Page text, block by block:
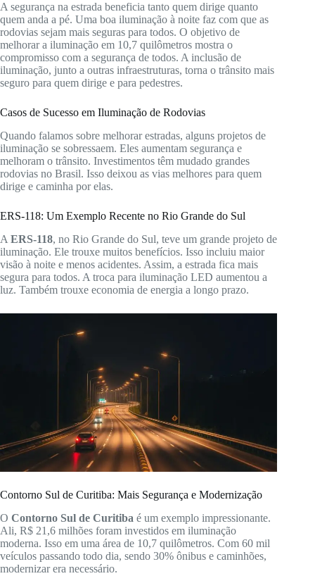
A segurança na estrada beneficia tanto quem dirige quanto
quem anda a pé. Uma boa iluminação à noite faz com que as
rodovias sejam mais seguras para todos. O objetivo de
melhorar a iluminação em 10,7 quilômetros mostra o
compromisso com a segurança de todos. A inclusão de
iluminação, junto a outras infraestruturas, torna o trânsito mais
seguro para quem dirige e para pedestres.
Casos de Sucesso em Iluminação de Rodovias
Quando falamos sobre melhorar estradas, alguns projetos de
iluminação se sobressaem. Eles aumentam segurança e
melhoram o trânsito. Investimentos têm mudado grandes
rodovias no Brasil. Isso deixou as vias melhores para quem
dirige e caminha por elas.
ERS-118: Um Exemplo Recente no Rio Grande do Sul
A ERS-118, no Rio Grande do Sul, teve um grande projeto de
iluminação. Ele trouxe muitos benefícios. Isso incluiu maior
visão à noite e menos acidentes. Assim, a estrada fica mais
segura para todos. A troca para iluminação LED aumentou a
luz. Também trouxe economia de energia a longo prazo.
Contorno Sul de Curitiba: Mais Segurança e Modernização
O Contorno Sul de Curitiba é um exemplo impressionante.
Ali, R$ 21,6 milhões foram investidos em iluminação
moderna. Isso em uma área de 10,7 quilômetros. Com 60 mil
veículos passando todo dia, sendo 30% ônibus e caminhões,
modernizar era necessário.